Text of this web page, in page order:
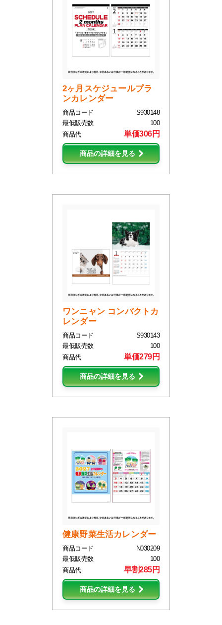
2ヶ月スケジュールプラ
ンカレンダー
商品コード
S930148
最低販売数
100
商品代
単価306円
商品の詳細を見る
ワンニャン コンパクトカ
レンダー
商品コード
S930143
最低販売数
100
商品代
単価279円
商品の詳細を見る
健康野菜生活カレンダー
商品コード
N030209
最低販売数
100
商品代
早割285円
商品の詳細を見る